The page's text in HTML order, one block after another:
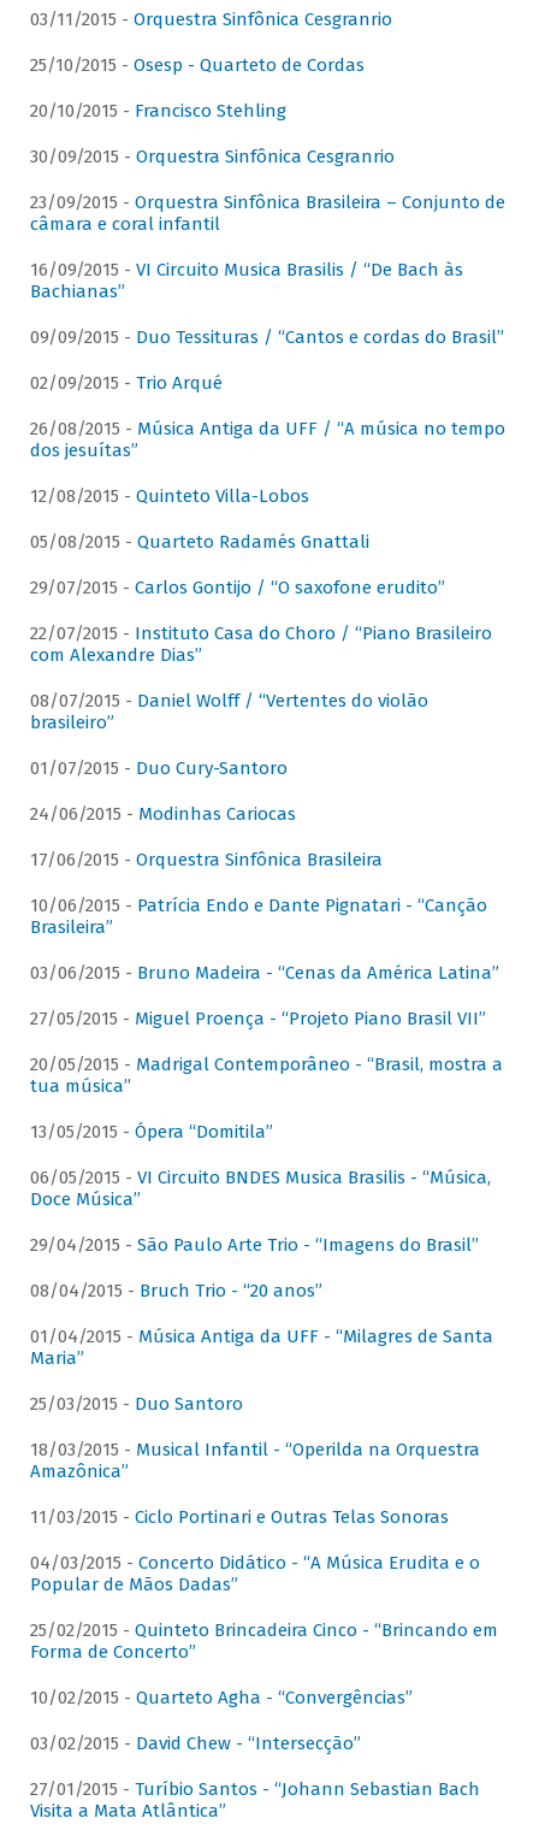
03/11/2015 - Orquestra Sinfônica Cesgranrio
25/10/2015 - Osesp - Quarteto de Cordas
20/10/2015 - Francisco Stehling
30/09/2015 - Orquestra Sinfônica Cesgranrio
23/09/2015 - Orquestra Sinfônica Brasileira – Conjunto de
câmara e coral infantil
16/09/2015 - VI Circuito Musica Brasilis / “De Bach às
Bachianas”
09/09/2015 - Duo Tessituras / “Cantos e cordas do Brasil”
02/09/2015 - Trio Arqué
26/08/2015 - Música Antiga da UFF / “A música no tempo
dos jesuítas”
12/08/2015 - Quinteto Villa-Lobos
05/08/2015 - Quarteto Radamés Gnattali
29/07/2015 - Carlos Gontijo / “O saxofone erudito”
22/07/2015 - Instituto Casa do Choro / “Piano Brasileiro
com Alexandre Dias”
08/07/2015 - Daniel Wolff / “Vertentes do violão
brasileiro”
01/07/2015 - Duo Cury-Santoro
24/06/2015 - Modinhas Cariocas
17/06/2015 - Orquestra Sinfônica Brasileira
10/06/2015 - Patrícia Endo e Dante Pignatari - “Canção
Brasileira”
03/06/2015 - Bruno Madeira - “Cenas da América Latina”
27/05/2015 - Miguel Proença - “Projeto Piano Brasil VII”
20/05/2015 - Madrigal Contemporâneo - “Brasil, mostra a
tua música”
13/05/2015 - Ópera “Domitila”
06/05/2015 - VI Circuito BNDES Musica Brasilis - “Música,
Doce Música”
29/04/2015 - São Paulo Arte Trio - “Imagens do Brasil”
08/04/2015 - Bruch Trio - “20 anos”
01/04/2015 - Música Antiga da UFF - “Milagres de Santa
Maria”
25/03/2015 - Duo Santoro
18/03/2015 - Musical Infantil - “Operilda na Orquestra
Amazônica”
11/03/2015 - Ciclo Portinari e Outras Telas Sonoras
04/03/2015 - Concerto Didático - “A Música Erudita e o
Popular de Mãos Dadas”
25/02/2015 - Quinteto Brincadeira Cinco - “Brincando em
Forma de Concerto”
10/02/2015 - Quarteto Agha - “Convergências”
03/02/2015 - David Chew - “Intersecção”
27/01/2015 - Turíbio Santos - “Johann Sebastian Bach
Visita a Mata Atlântica”